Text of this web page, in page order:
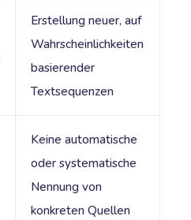
Erstellung neuer, auf
Wahrscheinlichkeiten
basierender
Textsequenzen
Keine automatische
oder systematische
Nennung von
konkreten Quellen